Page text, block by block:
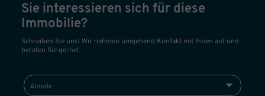
Sie interessieren sich für diese
Immobilie?
Schreiben Sie uns! Wir nehmen umgehend Kontakt mit Ihnen auf und
beraten Sie gerne!